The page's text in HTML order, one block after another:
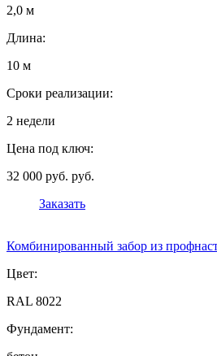
2,0 м
Длина:
10 м
Сроки реализации:
2 недели
Цена под ключ:
32 000 руб. руб.
Заказать
Комбинированный забор из
Цвет:
RAL 8022
Фундамент: